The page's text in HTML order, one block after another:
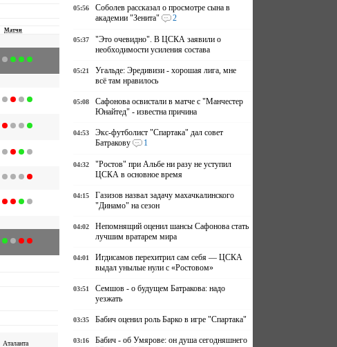
Матчи
Аталанта
05:56
Соболев рассказал о просмотре сына в
академии "Зенита"
2
05:37
"Это очевидно". В ЦСКА заявили о
необходимости усиления состава
05:21
Угальде: Эредивизи - хорошая лига, мне
всё там нравилось
05:08
Сафонова освистали в матче с "Манчестер
Юнайтед" - известна причина
04:53
Экс-футболист "Спартака" дал совет
Батракову
1
04:32
"Ростов" при Альбе ни разу не уступил
ЦСКА в основное время
04:15
Газизов назвал задачу махачкалинского
"Динамо" на сезон
04:02
Непомнящий оценил шансы Сафонова стать
лучшим вратарем мира
04:01
Игдисамов перехитрил сам себя — ЦСКА
выдал унылые нули с «Ростовом»
03:51
Семшов - о будущем Батракова: надо
уезжать
03:35 Бабич оценил роль Барко в игре "Спартака"
03:16
Бабич - об Умярове: он душа сегодняшнего